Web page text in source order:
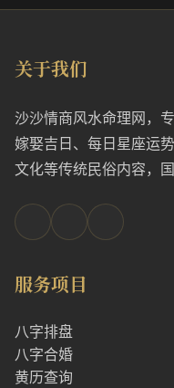
关于我们
沙沙情商风水命理网，
嫁娶吉日、每日星座运
文化等传统民俗内容，
服务项目
八字排盘
八字合婚
黄历查询